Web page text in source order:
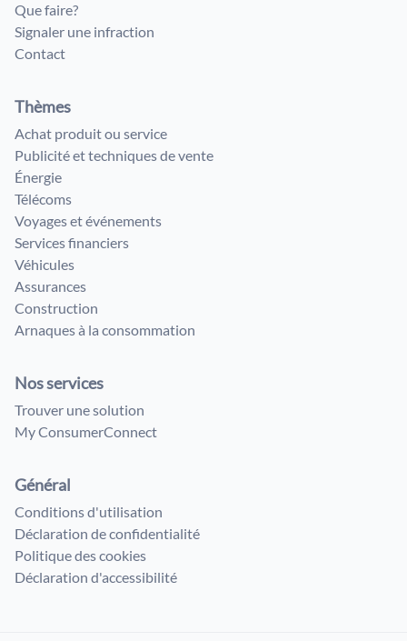
Que faire?
Signaler une infraction
Contact
Thèmes
Achat produit ou service
Publicité et techniques de vente
Énergie
Télécoms
Voyages et événements
Services financiers
Véhicules
Assurances
Construction
Arnaques à la consommation
Nos services
Trouver une solution
My ConsumerConnect
Général
Conditions d'utilisation
Déclaration de confidentialité
Politique des cookies
Déclaration d'accessibilité